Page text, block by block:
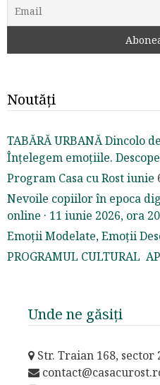
Noutăți
TABĂRĂ URBANĂ Dincolo
Înțelegem emoțiile.
Program Casa cu Rost iunie
Nevoile copiilor în epoca
online · 11 iunie 2026, ora
Emoții Modelate, Emoții
PROGRAMUL CULTURAL
Unde ne găsiți
Str. Traian 168, sector